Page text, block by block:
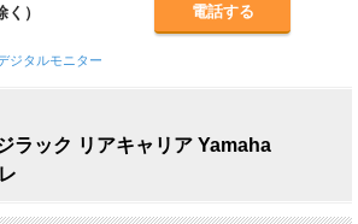
）
電話する
ジタルモニター
ラック リアキャリア Yamaha